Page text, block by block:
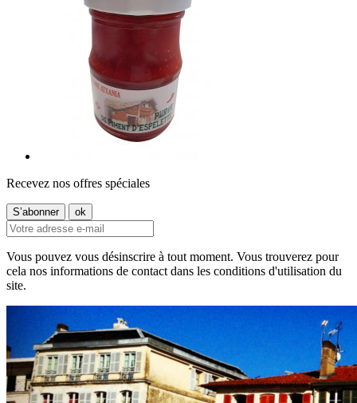
Recevez nos offres spéciales
Vous pouvez vous désinscrire à tout moment. Vous trouverez pour
cela nos informations de contact dans les conditions d'utilisation du
site.